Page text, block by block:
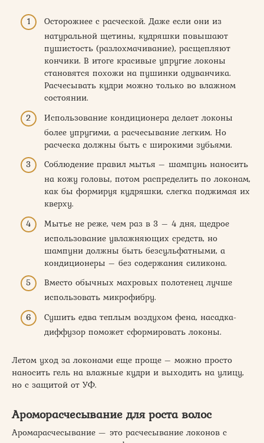
Осторожнее с расческой. Даже если они из
натуральной щетины, кудряшки повышают
пушистость (разлохмачивание), расщепляют
кончики. В итоге красивые упругие локоны
становятся похожи на пушинки одуванчика.
Расчесывать кудри можно только во влажном
состоянии.
Использование кондиционера делает локоны
более упругими, а расчесывание легким. Но
расческа должны быть с широкими зубьями.
Соблюдение правил мытья – шампунь наносить
на кожу головы, потом распределить по локонам,
как бы формируя кудряшки, слегка поджимая их
кверху.
Мытье не реже, чем раз в 3 – 4 дня, щедрое
использование увлажняющих средств, но
шампуни должны быть безсульфатными, а
кондиционеры – без содержания силикона.
Вместо обычных махровых полотенец лучше
использовать микрофибру.
Сушить едва теплым воздухом фена, насадка-
диффузор поможет сформировать локоны.
Летом уход за локонами еще проще – можно просто
наносить гель на влажные кудри и выходить на улицу,
но с защитой от УФ.
Ароморасчесывание для роста волос
Аромарасчесывание — это расчесывание локонов с